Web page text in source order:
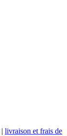
| livraison et frais de